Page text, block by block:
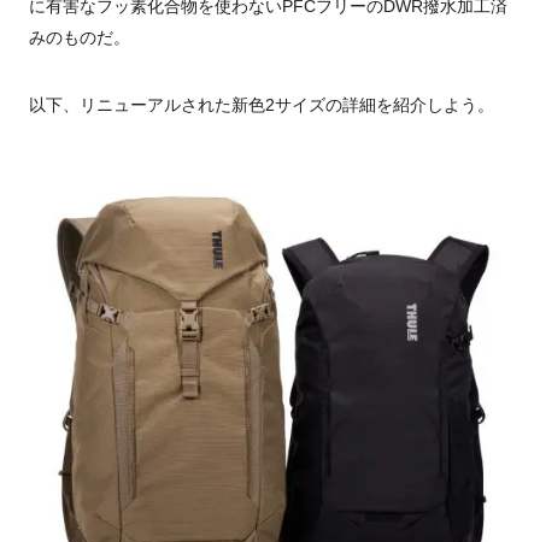
に有害なフッ素化合物を使わないPFCフリーのDWR撥水加工済
みのものだ。
以下、リニューアルされた新色2サイズの詳細を紹介しよう。